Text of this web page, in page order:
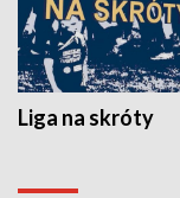
Liga na skróty